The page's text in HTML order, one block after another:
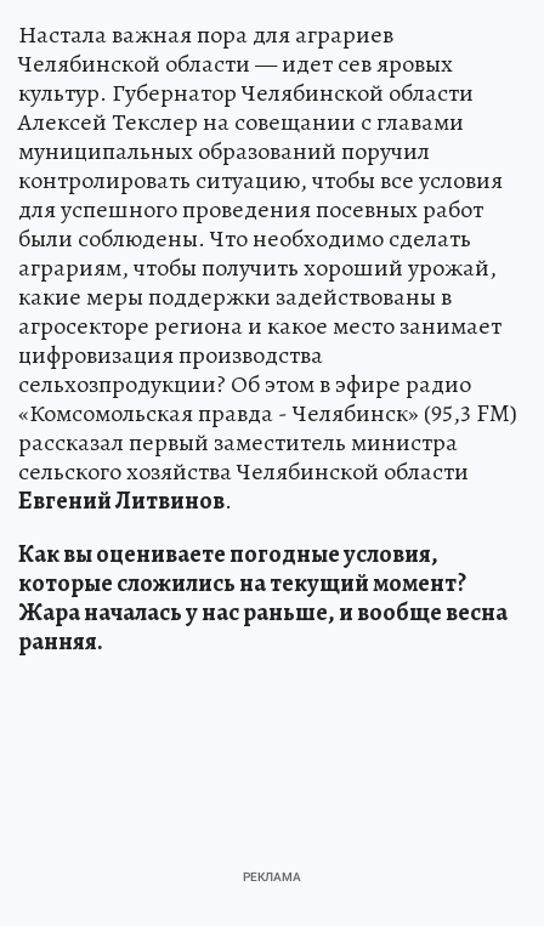
Настала важная пора для аграриев
Челябинской области — идет сев яровых
культур. Губернатор Челябинской области
Алексей Текслер на совещании с главами
муниципальных образований поручил
контролировать ситуацию, чтобы все условия
для успешного проведения посевных работ
были соблюдены. Что необходимо сделать
аграриям, чтобы получить хороший урожай,
какие меры поддержки задействованы в
агросекторе региона и какое место занимает
цифровизация производства
сельхозпродукции? Об этом в эфире радио
«Комсомольская правда - Челябинск» (95,3 FM)
рассказал первый заместитель министра
сельского хозяйства Челябинской области
Евгений Литвинов.
Как вы оцениваете погодные условия,
которые сложились на текущий момент?
Жара началась у нас раньше, и вообще весна
ранняя.